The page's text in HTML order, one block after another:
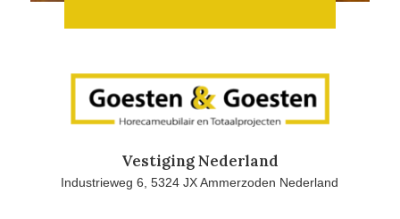
Vestiging Nederland
Industrieweg 6, 5324 JX Ammerzoden Nederland